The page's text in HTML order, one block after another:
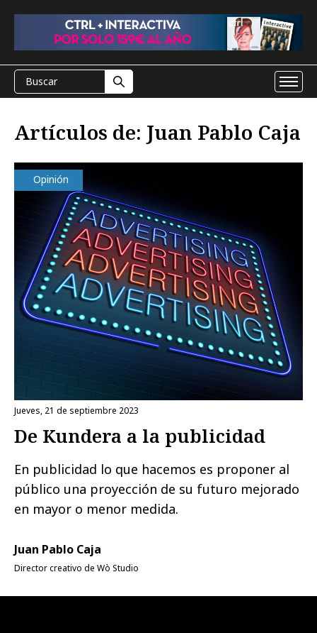
Artículos de: Juan Pablo Caja
Opinión
jueves, 21 de septiembre 2023
De Kundera a la publicidad
En publicidad lo que hacemos es proponer al
público una proyección de su futuro mejorado
en mayor o menor medida.
Juan Pablo Caja
Director creativo de Wò Studio